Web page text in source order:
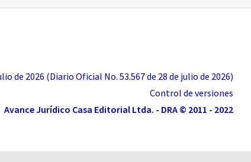
del trabajador, así se lo hará
del Decreto Único
estando al servicio del patrono,
de 2026 (Diario Oficial No. 53.567 de 28 de julio de 2026)
Control de versiones
Avance Jurídico Casa Editorial Ltda. - DRA © 2011 - 2022